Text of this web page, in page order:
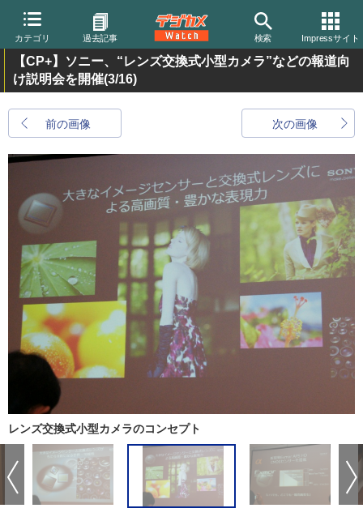
カテゴリ 過去記事 検索 Impressサイト
【CP+】ソニー、“レンズ交換式小型カメラ”などの報道向
け説明会を開催(3/16)
前の画像 次の画像
レンズ交換式小型カメラのコンセプト